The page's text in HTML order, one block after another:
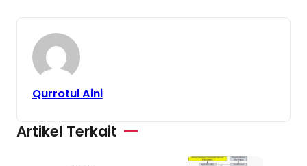
Qurrotul Aini
Artikel Terkait